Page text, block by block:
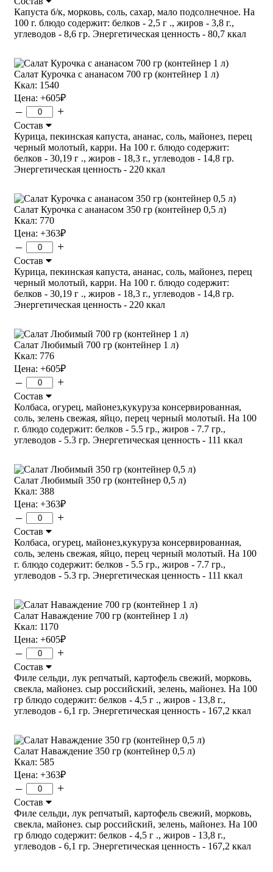
Капуста б/к, морковь, соль, сахар, мало подсолнечное. На
100 г. блюдо содержит: белков - 2,5 г ., жиров - 3,8 г.,
углеводов - 8,6 гр. Энергетическая ценность - 80,7 ккал
Салат Курочка с ананасом 700 гр (контейнер 1 л)
Ккал: 1540
Цена: +605₽
– +
Состав
Курица, пекинская капуста, ананас, соль, майонез, перец
черный молотый, карри. На 100 г. блюдо содержит:
белков - 30,19 г ., жиров - 18,3 г., углеводов - 14,8 гр.
Энергетическая ценность - 220 ккал
Салат Курочка с ананасом 350 гр (контейнер 0,5 л)
Ккал: 770
Цена: +363₽
– +
Состав
Курица, пекинская капуста, ананас, соль, майонез, перец
черный молотый, карри. На 100 г. блюдо содержит:
белков - 30,19 г ., жиров - 18,3 г., углеводов - 14,8 гр.
Энергетическая ценность - 220 ккал
Салат Любимый 700 гр (контейнер 1 л)
Ккал: 776
Цена: +605₽
– +
Состав
Колбаса, огурец, майонез,кукуруза консервированная,
соль, зелень свежая, яйцо, перец черный молотый. На 100
г. блюдо содержит: белков - 5.5 гр., жиров - 7.7 гр.,
углеводов - 5.3 гр. Энергетическая ценность - 111 ккал
Салат Любимый 350 гр (контейнер 0,5 л)
Ккал: 388
Цена: +363₽
– +
Состав
Колбаса, огурец, майонез,кукуруза консервированная,
соль, зелень свежая, яйцо, перец черный молотый. На 100
г. блюдо содержит: белков - 5.5 гр., жиров - 7.7 гр.,
углеводов - 5.3 гр. Энергетическая ценность - 111 ккал
Салат Наваждение 700 гр (контейнер 1 л)
Ккал: 1170
Цена: +605₽
– +
Состав
Филе сельди, лук репчатый, картофель свежий, морковь,
свекла, майонез. сыр российский, зелень, майонез. На 100
гр блюдо содержит: белков - 4,5 г ., жиров - 13,8 г.,
углеводов - 6,1 гр. Энергетическая ценность - 167,2 ккал
Салат Наваждение 350 гр (контейнер 0,5 л)
Ккал: 585
Цена: +363₽
– +
Состав
Филе сельди, лук репчатый, картофель свежий, морковь,
свекла, майонез. сыр российский, зелень, майонез. На 100
гр блюдо содержит: белков - 4,5 г ., жиров - 13,8 г.,
углеводов - 6,1 гр. Энергетическая ценность - 167,2 ккал